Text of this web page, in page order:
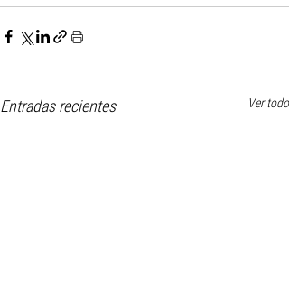
Entradas recientes Ver todo